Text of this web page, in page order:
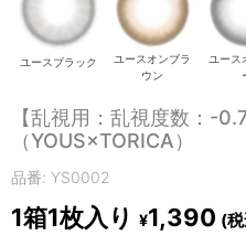
ユースブラック
ユースオンブラ
ウン
ユース
【乱視用：乱視度数：-
（YOUS×TORICA）
品番: YS0002
1箱1枚入り ¥1,390 (